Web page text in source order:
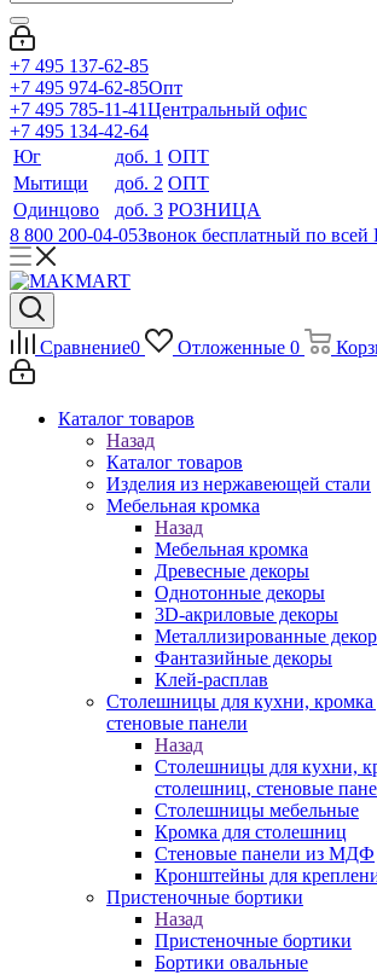
+7 495 137-62-85
+7 495 974-62-85Опт
+7 495 785-11-41Центральный офис
+7 495 134-42-64
Юг
доб. 1 ОПТ
Мытищи
доб. 2 ОПТ
Одинцово
доб. 3 РОЗНИЦА
8 800 200-04-05Звонок бесплатный по всей
Сравнение0 Отложенные 0
Каталог товаров
Назад
Каталог товаров
Изделия из нержавеющей стали
Мебельная кромка
Назад
Мебельная кромка
Древесные декоры
Однотонные декоры
3D-акриловые декоры
Металлизированные
Фантазийные декоры
Клей-расплав
Столешницы для кухни, кромка
стеновые панели
Назад
Столешницы для кухни,
столешниц, стеновые
Столешницы мебельные
Кромка для столешниц
Стеновые панели из МДФ
Кронштейны для
Пристеночные бортики
Назад
Пристеночные бортики
Бортики овальные